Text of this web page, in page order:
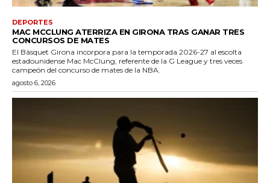
DEPORTES
MAC MCCLUNG ATERRIZA EN GIRONA TRAS GANAR TRES
CONCURSOS DE MATES
El Bàsquet Girona incorpora para la temporada 2026-27 al escolta
estadounidense Mac McClung, referente de la G League y tres veces
campeón del concurso de mates de la NBA.
agosto 6, 2026